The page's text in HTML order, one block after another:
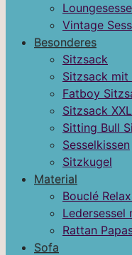
Vintage
Besonderes
Sitzsack
Sitzsack mit
Fatboy
Sitzsack XXL
Sitting Bull
Sesselkissen
Sitzkugel
Material
Bouclé
Ledersessel
Rattan
Sofa